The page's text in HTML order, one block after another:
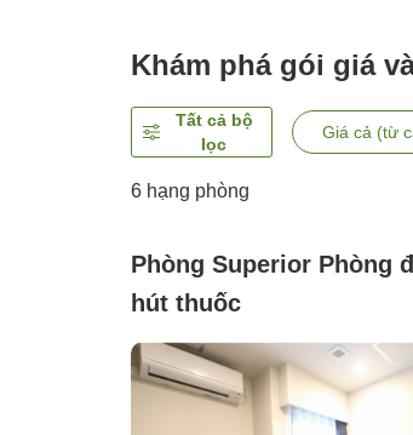
Khám phá gói giá
Tất cả bộ
lọc
Giá cả (từ
6 hạng phòng
Phòng Superior Phòng
hút thuốc